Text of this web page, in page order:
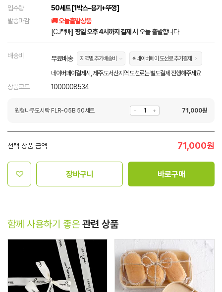
입수량
50세트 [1박스-용기+뚜껑]
발송마감
🚚 오늘출발상품
[CJ택배] 평일 오후 4시까지 결제 시 오늘 출발합니다
배송비 무료배송 지역별 추가배송비 ※ 네이버페이 도선료 추가결제
네이버페이결제시, 제주.도서산지역 도선료는 별도결제 진행해주세요
상품코드 1000008534
원형나무도시락 FLR-05B 50세트 71,000원
선택 상품 금액 71,000원
장바구니 바로구매
함께 사용하기 좋은 관련 상품